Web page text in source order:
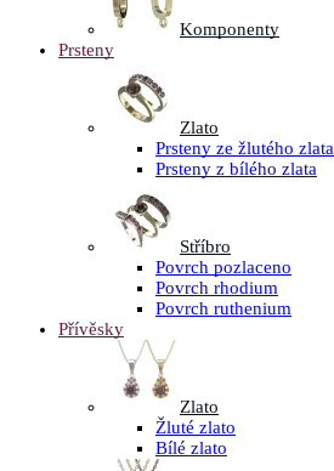
Komponenty
Prsteny
Zlato
Prsteny ze žlutého zlata
Prsteny z bílého zlata
Stříbro
Povrch pozlaceno
Povrch rhodium
Povrch ruthenium
Přívěsky
Zlato
Žluté zlato
Bílé zlato